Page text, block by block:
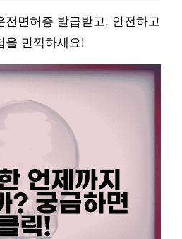
전면허증 발급받고, 안전하고
을 만끽하세요!